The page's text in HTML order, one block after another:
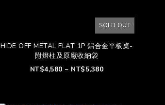
SOLD OUT
HIDE OFF METAL FLAT 1P 鋁合金平板桌-
附燈柱及原廠收納袋
NT$4,580 ~ NT$5,380